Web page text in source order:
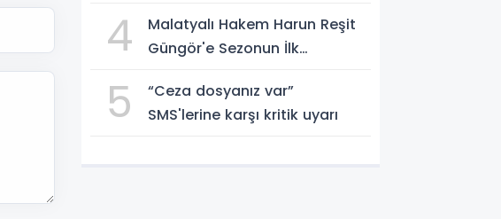
4
Malatyalı Hakem Harun Reşit
Güngör'e Sezonun İlk
5
“Ceza dosyanız var”
SMS'lerine karşı kritik uyarı